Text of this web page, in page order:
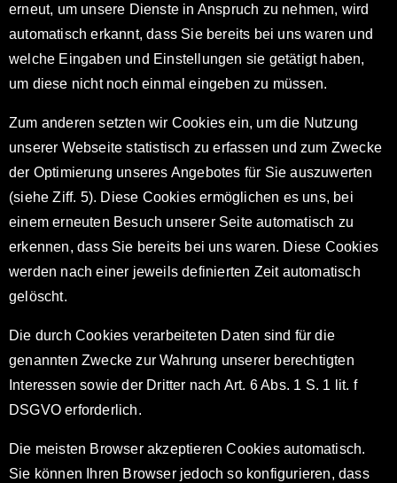
erneut, um unsere Dienste in Anspruch zu nehmen, wird
automatisch erkannt, dass Sie bereits bei uns waren und
welche Eingaben und Einstellungen sie getätigt haben,
um diese nicht noch einmal eingeben zu müssen.
Zum anderen setzten wir Cookies ein, um die Nutzung
unserer Webseite statistisch zu erfassen und zum Zwecke
der Optimierung unseres Angebotes für Sie auszuwerten
(siehe Ziff. 5). Diese Cookies ermöglichen es uns, bei
einem erneuten Besuch unserer Seite automatisch zu
erkennen, dass Sie bereits bei uns waren. Diese Cookies
werden nach einer jeweils definierten Zeit automatisch
gelöscht.
Die durch Cookies verarbeiteten Daten sind für die
genannten Zwecke zur Wahrung unserer berechtigten
Interessen sowie der Dritter nach Art. 6 Abs. 1 S. 1 lit. f
DSGVO erforderlich.
Die meisten Browser akzeptieren Cookies automatisch.
Sie können Ihren Browser jedoch so konfigurieren, dass